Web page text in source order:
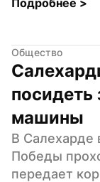
Общество
посидеть
машины
В Салехарде
Победы
передает